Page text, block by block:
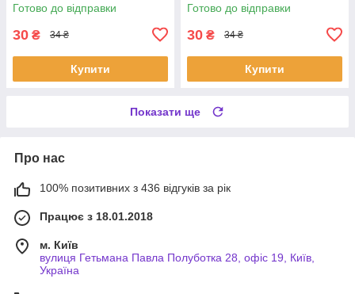
Готово до відправки
30 ₴ 34 ₴
Купити
Готово до відправки
30 ₴ 34 ₴
Купити
Показати ще
Про нас
100% позитивних з 436 відгуків за рік
Працює з 18.01.2018
м. Київ
вулиця Гетьмана Павла Полуботка 28, офіс 19, Київ,
Україна